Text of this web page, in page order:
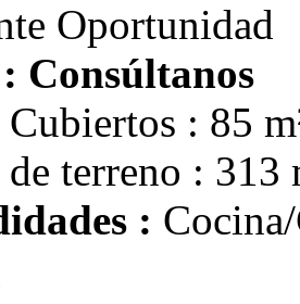
Oportunidad
Consúltanos
: 85
terreno : 313
: